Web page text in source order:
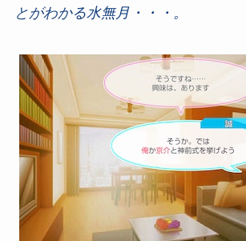
とがわかる水無月 ・ ・ ・ 。